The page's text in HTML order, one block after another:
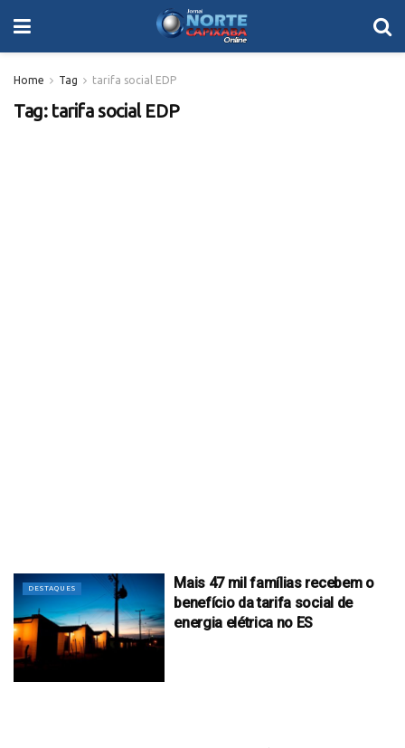
Home Tag tarifa social EDP
Tag: tarifa social EDP
DESTAQUES
Mais 47 mil famílias recebem o
benefício da tarifa social de
energia elétrica no ES